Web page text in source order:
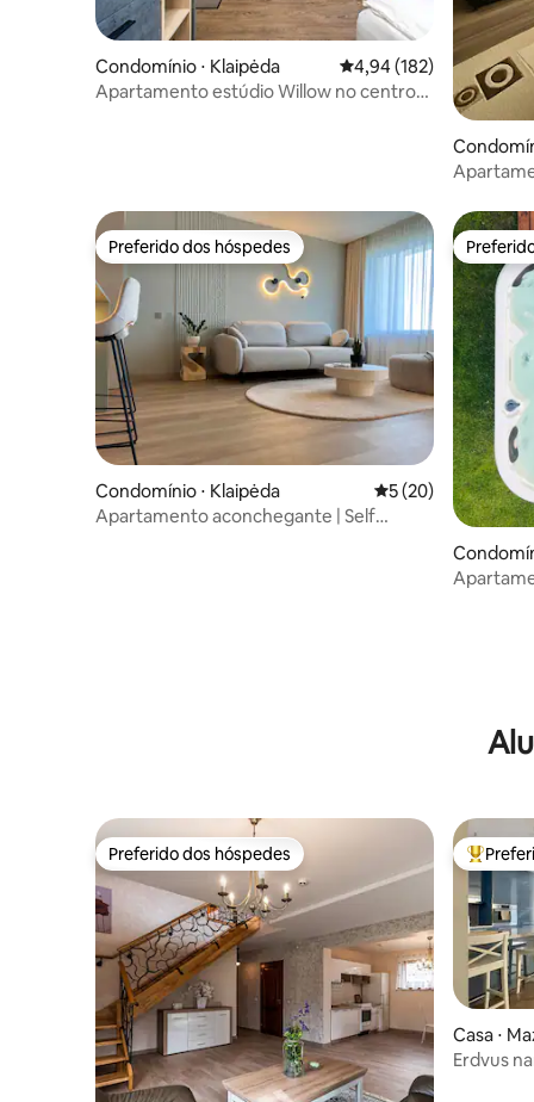
Condomínio ⋅ Klaipėda 4,94 de uma avaliação
4,94 (182)
Apartamento estúdio Willow no centro
Preferido dos hóspedes
Preferido dos hóspedes
Condomínio ⋅ Klaipėda 5 de uma
5 (20)
Apartamento aconchegante | Self
Preferido dos hóspedes
Preferido dos hóspedes Entre os
Casa ⋅
Erdvus